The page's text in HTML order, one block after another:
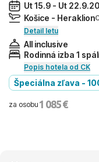
Ut 15.9 - Ut
Košice - Heraklion
Detail letu
All inclusive
Rodinná izba 1
Popis hotela od CK
Špeciálna zľava -
za osobu 1 085 €